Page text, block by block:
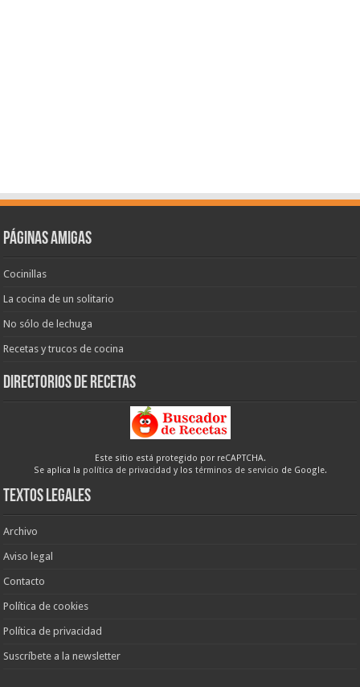
Páginas amigas
Cocinillas
La cocina de un solitario
No sólo de lechuga
Recetas y trucos de cocina
Directorios de recetas
Este sitio está protegido por reCAPTCHA.
Se aplica la política de privacidad y los términos de servicio de Google.
Textos legales
Archivo
Aviso legal
Contacto
Política de cookies
Política de privacidad
Suscríbete a la newsletter